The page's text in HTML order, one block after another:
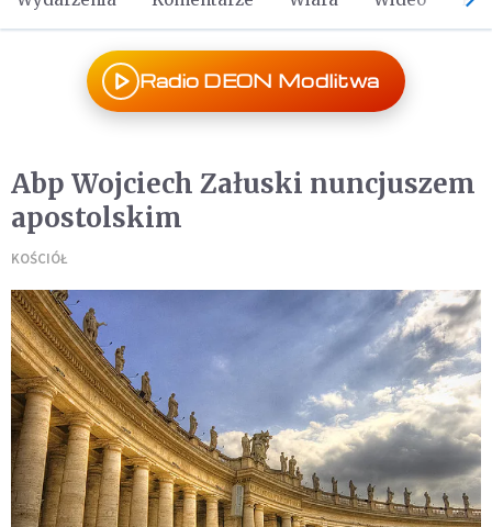
Radio DEON Modlitwa
Abp Wojciech Załuski nuncjuszem
apostolskim
KOŚCIÓŁ